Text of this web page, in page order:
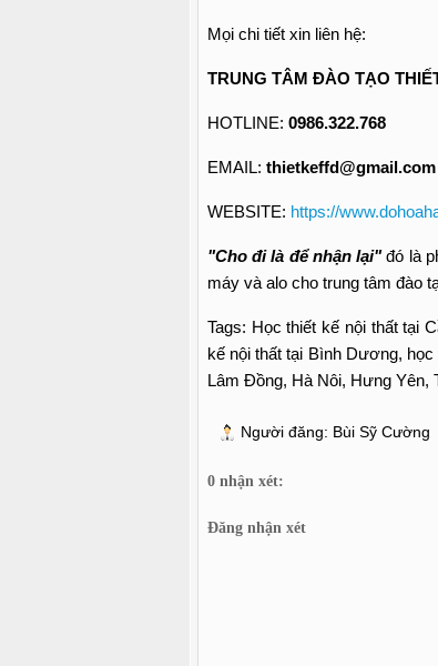
Mọi chi tiết xin liên hệ:
TRUNG TÂM ĐÀO TẠO
HOTLINE: 0986.322.768
EMAIL: thietkeffd@gmail.com
WEBSITE: https://
"Cho đi là để nhận lại"đó là
máy và alo cho trung tâm đào
Tags: Học thiết kế nội thất tại
kế nội thất tại Bình Dương,
Lâm Đồng, Hà Nôi, Hưng Yên,
Người đăng: Bùi Sỹ Cường
0 nhận xét:
Đăng nhận xét